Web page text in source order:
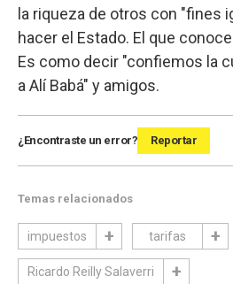
la riqueza de otros con "fines
hacer el Estado. El que
Es como decir "confiemos la
a Alí Babá" y amigos.
¿Encontraste un error? Reportar
Temas relacionados
impuestos tarifas
Ricardo Reilly Salaverri